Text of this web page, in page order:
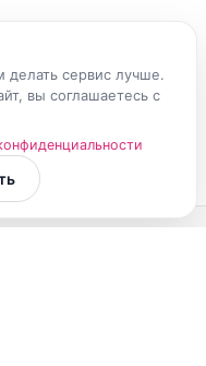
сервис лучше.
вы соглашаетесь с